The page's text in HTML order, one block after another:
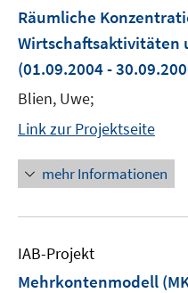
Räumliche
Wirtschaftsaktivitäten
(01.09.2004 -
Blien, Uwe;
Link zur Projektseite
mehr Informationen
IAB-Projekt
Mehrkontenmodell